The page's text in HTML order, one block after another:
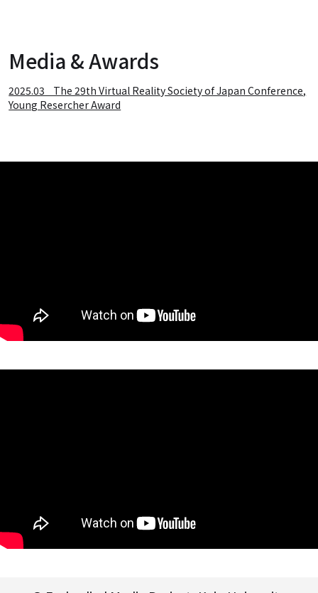
Media & Awards
2025.03 The 29th Virtual Reality Society of Japan Conference,
Young Resercher Award